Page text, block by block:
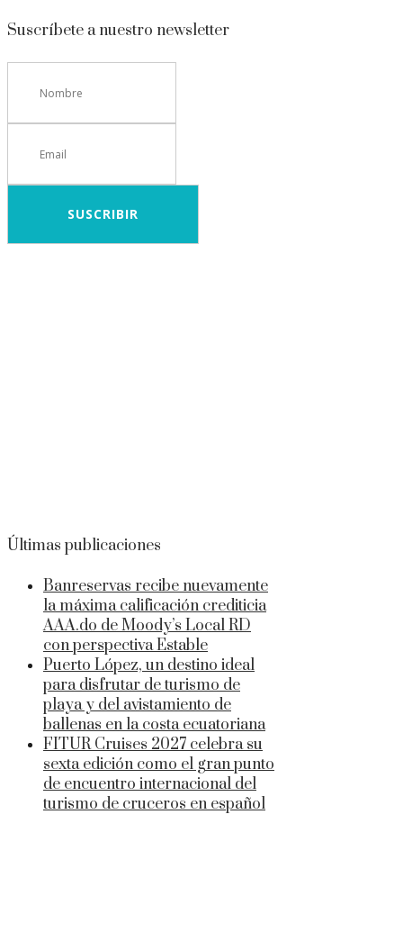
Suscríbete a nuestro newsletter
Últimas publicaciones
Banreservas recibe nuevamente
la máxima calificación crediticia
AAA.do de Moody’s Local RD
con perspectiva Estable
Puerto López, un destino ideal
para disfrutar de turismo de
playa y del avistamiento de
ballenas en la costa ecuatoriana
FITUR Cruises 2027 celebra su
sexta edición como el gran punto
de encuentro internacional del
turismo de cruceros en español